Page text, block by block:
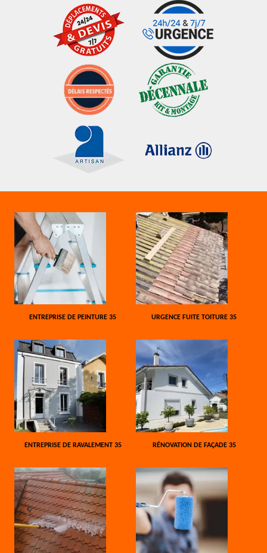
ENTREPRISE DE PEINTURE 35 URGENCE FUITE TOITURE 35
ENTREPRISE DE RAVALEMENT 35 RÉNOVATION DE FAÇADE 35